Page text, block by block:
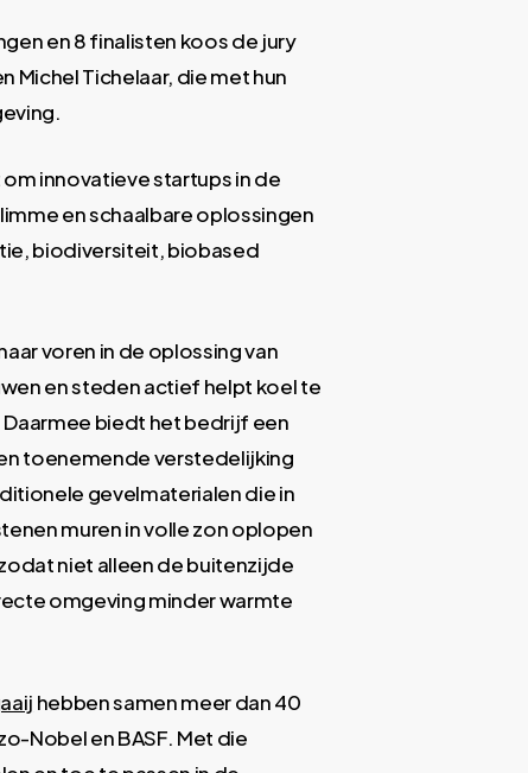
en 8 finalisten koos de jury
Michel Tichelaar, die met hun
innovatieve startups in de
en schaalbare oplossingen
biodiversiteit, biobased
voren in de oplossing van
en steden actief helpt koel te
biedt het bedrijf een
toenemende verstedelijking
gevelmaterialen die in
muren in volle zon oplopen
niet alleen de buitenzijde
omgeving minder warmte
hebben samen meer dan 40
Nobel en BASF. Met die